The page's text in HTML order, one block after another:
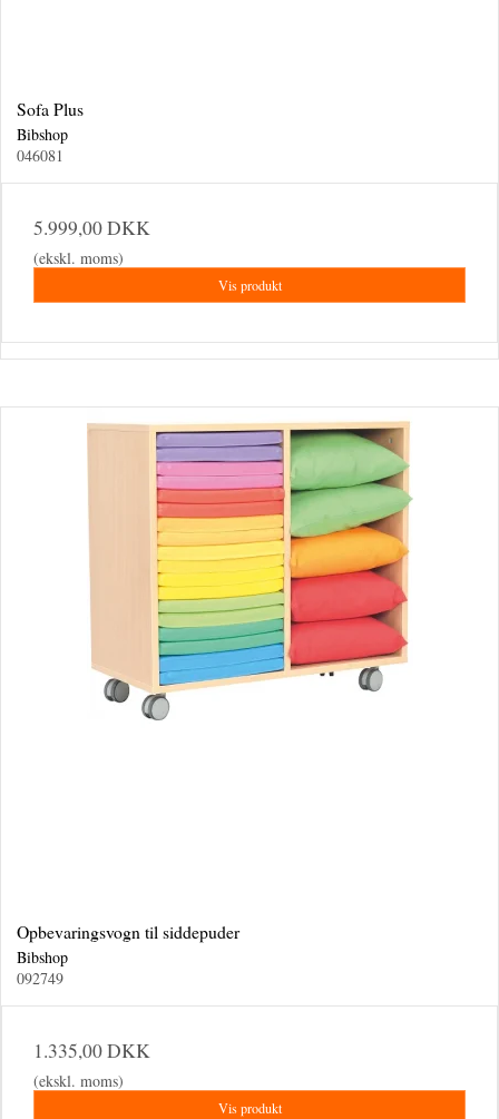
Sofa Plus
Bibshop
046081
5.999,00 DKK
(ekskl. moms)
Vis produkt
Opbevaringsvogn til siddepuder
Bibshop
092749
1.335,00 DKK
(ekskl. moms)
Vis produkt